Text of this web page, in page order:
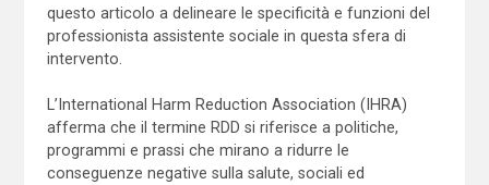
questo articolo a delineare le specificità e funzioni del
professionista assistente sociale in questa sfera di
intervento.
L’International Harm Reduction Association (IHRA)
afferma che il termine RDD si riferisce a politiche,
programmi e prassi che mirano a ridurre le
conseguenze negative sulla salute, sociali ed